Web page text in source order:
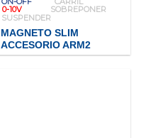
0-10V
SOBREPONER
SUSPENDER
MAGNETO SLIM
ACCESORIO ARM2